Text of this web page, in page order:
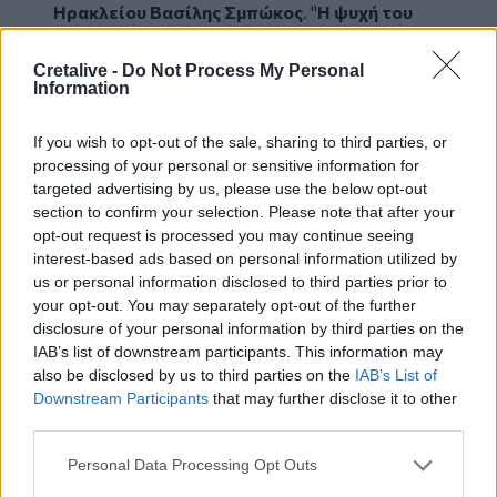
Cretalive - Do Not Process My Personal
Information
If you wish to opt-out of the sale, sharing to third parties, or
processing of your personal or sensitive information for
targeted advertising by us, please use the below opt-out
section to confirm your selection. Please note that after your
opt-out request is processed you may continue seeing
interest-based ads based on personal information utilized by
us or personal information disclosed to third parties prior to
your opt-out. You may separately opt-out of the further
disclosure of your personal information by third parties on the
IAB’s list of downstream participants. This information may
also be disclosed by us to third parties on the IAB’s List of
Downstream Participants that may further disclose it to other
Personal Data Processing Opt Outs
Ηρακλείου Βασίλης Σμπώκος. "Η ψυχή του
νεοδημοκράτες συνδικαλιστές. Αυτό πρέπει
να σας προβληματίσει"
δεν αντιδρούσε κανείς"
Ο ίδιος ζήτησε στήριξη των τιμολογίων
ζωοτροφής, τόνισε ότι κανείς δεν μπορεί να
πάρει ένα δάνειο, επισημαίνοντας ότι ειναι
ανάγκη να υπάρχει απλοποίηση της
διαδικασίας για τα αγροτικά δάνεια. "7% είναι
υψηλό επιτόκιο"είπε.
"Η Κτηνιατρική Υπηρεσία είναι
αποδεκατισμένη, ενώ είναι 22 οι οργανικές
θέσεις, μένουν μόλις 5". πρόσθεσε.
"Παραφιλολογία ότι η Κρήτη παίρνει τις
περισσότερες επιδοτήσεις" συμπλήρωσε
λέγοντας παράλληλα "Κανένα μοναστήρι να